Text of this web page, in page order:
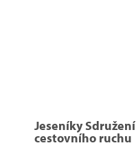
Jeseníky Sdružení
cestovního ruchu